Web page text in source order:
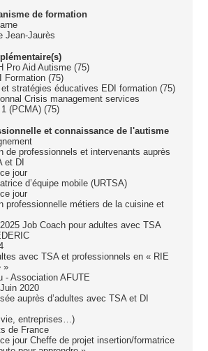
de formation
Jean-Jaurès
Pro Aid Autisme (75)
Formation (75)
stratégies éducatives EDI formation (75)
Crisis management services
(PCMA) (75)
et connaissance de l'autisme
de professionnels et intervenants auprès
et DI
jour
d’équipe mobile (URTSA)
jour
professionnelle métiers de la cuisine et
Job Coach pour adultes avec TSA
avec TSA et professionnels en « RIE
»
- Association AFUTE
2020
auprès d’adultes avec TSA et DI
entreprises…)
de France
jour Cheffe de projet insertion/formatrice